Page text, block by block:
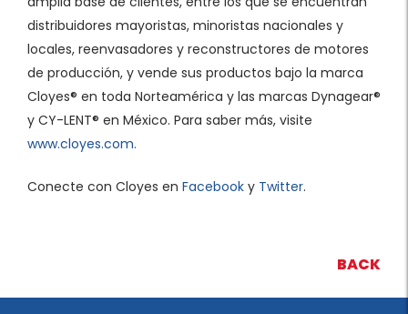
distribuidores mayoristas, minoristas nacionales y
locales, reenvasadores y reconstructores de motores
de producción, y vende sus productos bajo la marca
Cloyes® en toda Norteamérica y las marcas Dynagear®
y CY-LENT® en México. Para saber más, visite
www.cloyes.com.
Conecte con Cloyes en Facebook y Twitter.
BACK